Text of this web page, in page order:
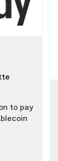
to pay